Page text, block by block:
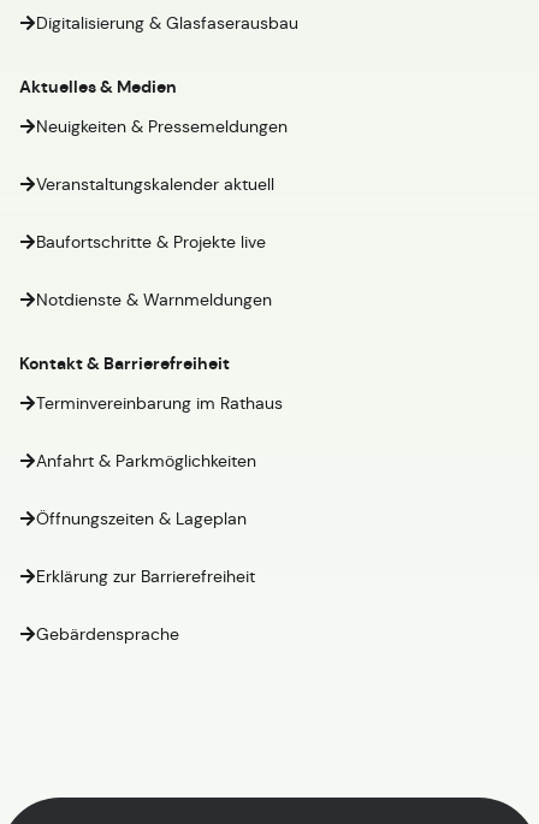
Digitalisierung & Glasfaserausbau
Aktuelles & Medien
Neuigkeiten & Pressemeldungen
Veranstaltungskalender aktuell
Baufortschritte & Projekte live
Notdienste & Warnmeldungen
Kontakt & Barrierefreiheit
Terminvereinbarung im Rathaus
Anfahrt & Parkmöglichkeiten
Öffnungszeiten & Lageplan
Erklärung zur Barrierefreiheit
Gebärdensprache